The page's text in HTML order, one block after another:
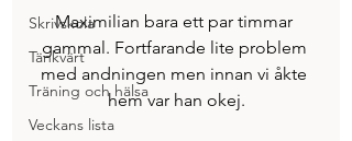
Skrivskola
Tänkvärt
Träning och hälsa
Veckans lista
Maximilian bara ett par timmar
gammal. Fortfarande lite problem
med andningen men innan vi åkte
hem var han okej.